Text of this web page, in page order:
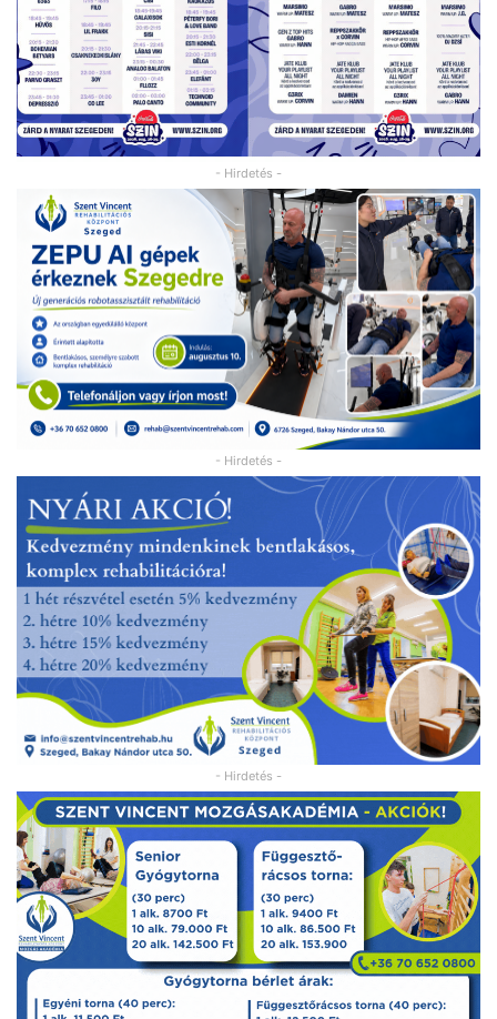
- Hirdetés -
- Hirdetés -
- Hirdetés -